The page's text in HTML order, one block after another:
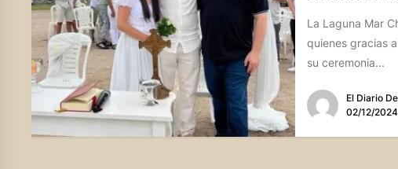
La Laguna Mar
quienes gracias
su ceremonia...
El Diario
02/12/2024